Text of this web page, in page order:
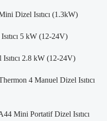
Dizel Isıtıcı (1.3kW)
5 kW (12-24V)
2.8 kW (12-24V)
4 Manuel Dizel Isıtıcı
Mini Portatif Dizel Isıtıcı